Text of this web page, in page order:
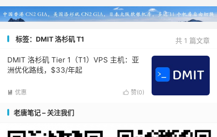
共 1 篇文章
标签：DMIT 洛杉矶 T1
DMIT 洛杉矶 Tier 1（T1）VPS 主机：亚
洲优化路线，$33/年起
 赞(0)
 优惠
老唐笔记 – 关注我们